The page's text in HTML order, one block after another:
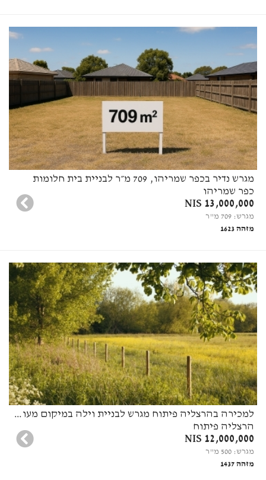
מגרש נדיר בכפר שמריהו, 709 מ״ר לבניית בית חלומות
כפר שמריהו
13,000,000 NIS
מגרש: 709 מ"ר
מזהה 1623
למכירה בהרצליה פיתוח מגרש לבניית וילה במיקום מעולה
הרצליה פיתוח
12,000,000 NIS
מגרש: 500 מ"ר
מזהה 1437